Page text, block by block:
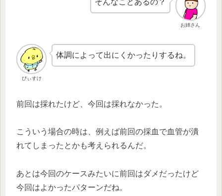
お姉さん
ぴぃすけ
体調によって出にくかったりするね。
前回は採れたけど、今回は採れなかった。
こういう場合の時は、例えば前回の採血で血管が潰
れてしまったとかも考えられるんだ。
あとは今回のケースみたいに前回はダメだったけど
今回はよかったパターンだね。